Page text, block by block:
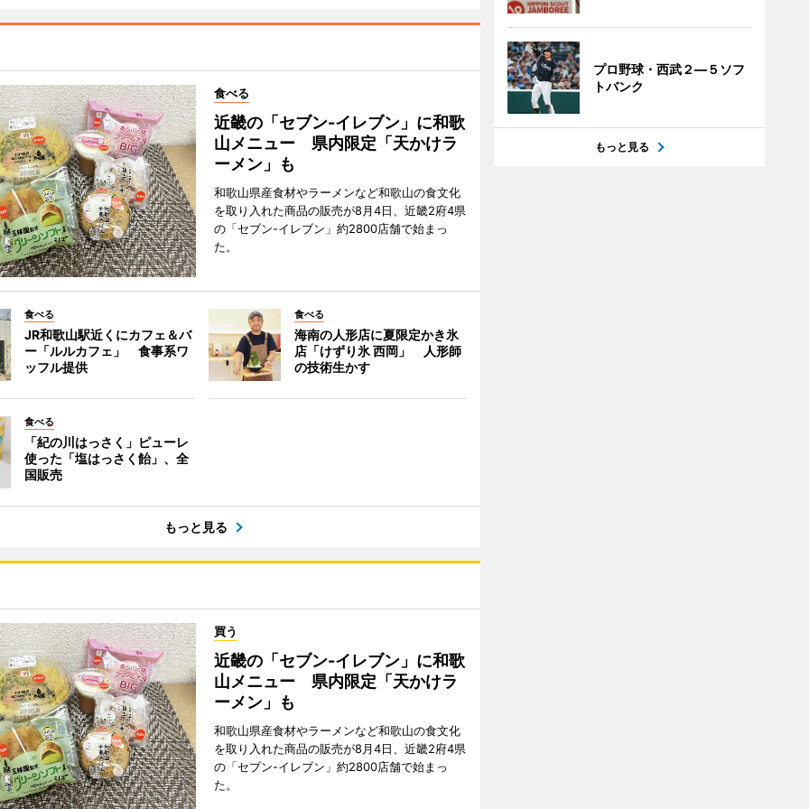
食べる
近畿の「セブン-イレブン」に和歌
山メニュー 県内限定「天かけラ
ーメン」も
和歌山県産食材やラーメンなど和歌山の食文化
を取り入れた商品の販売が8月4日、近畿2府4県
の「セブン-イレブン」約2800店舗で始まっ
た。
食べる
JR和歌山駅近くにカフェ＆バ
ー「ルルカフェ」 食事系ワ
ッフル提供
食べる
海南の人形店に夏限定かき氷
店「けずり氷 西岡」 人形師
の技術生かす
食べる
「紀の川はっさく」ピューレ
使った「塩はっさく飴」、全
国販売
もっと見る
買う
近畿の「セブン-イレブン」に和歌
山メニュー 県内限定「天かけラ
ーメン」も
和歌山県産食材やラーメンなど和歌山の食文化
を取り入れた商品の販売が8月4日、近畿2府4県
の「セブン-イレブン」約2800店舗で始まっ
た。
プロ野球・西武２―５ソフ
トバンク
もっと見る